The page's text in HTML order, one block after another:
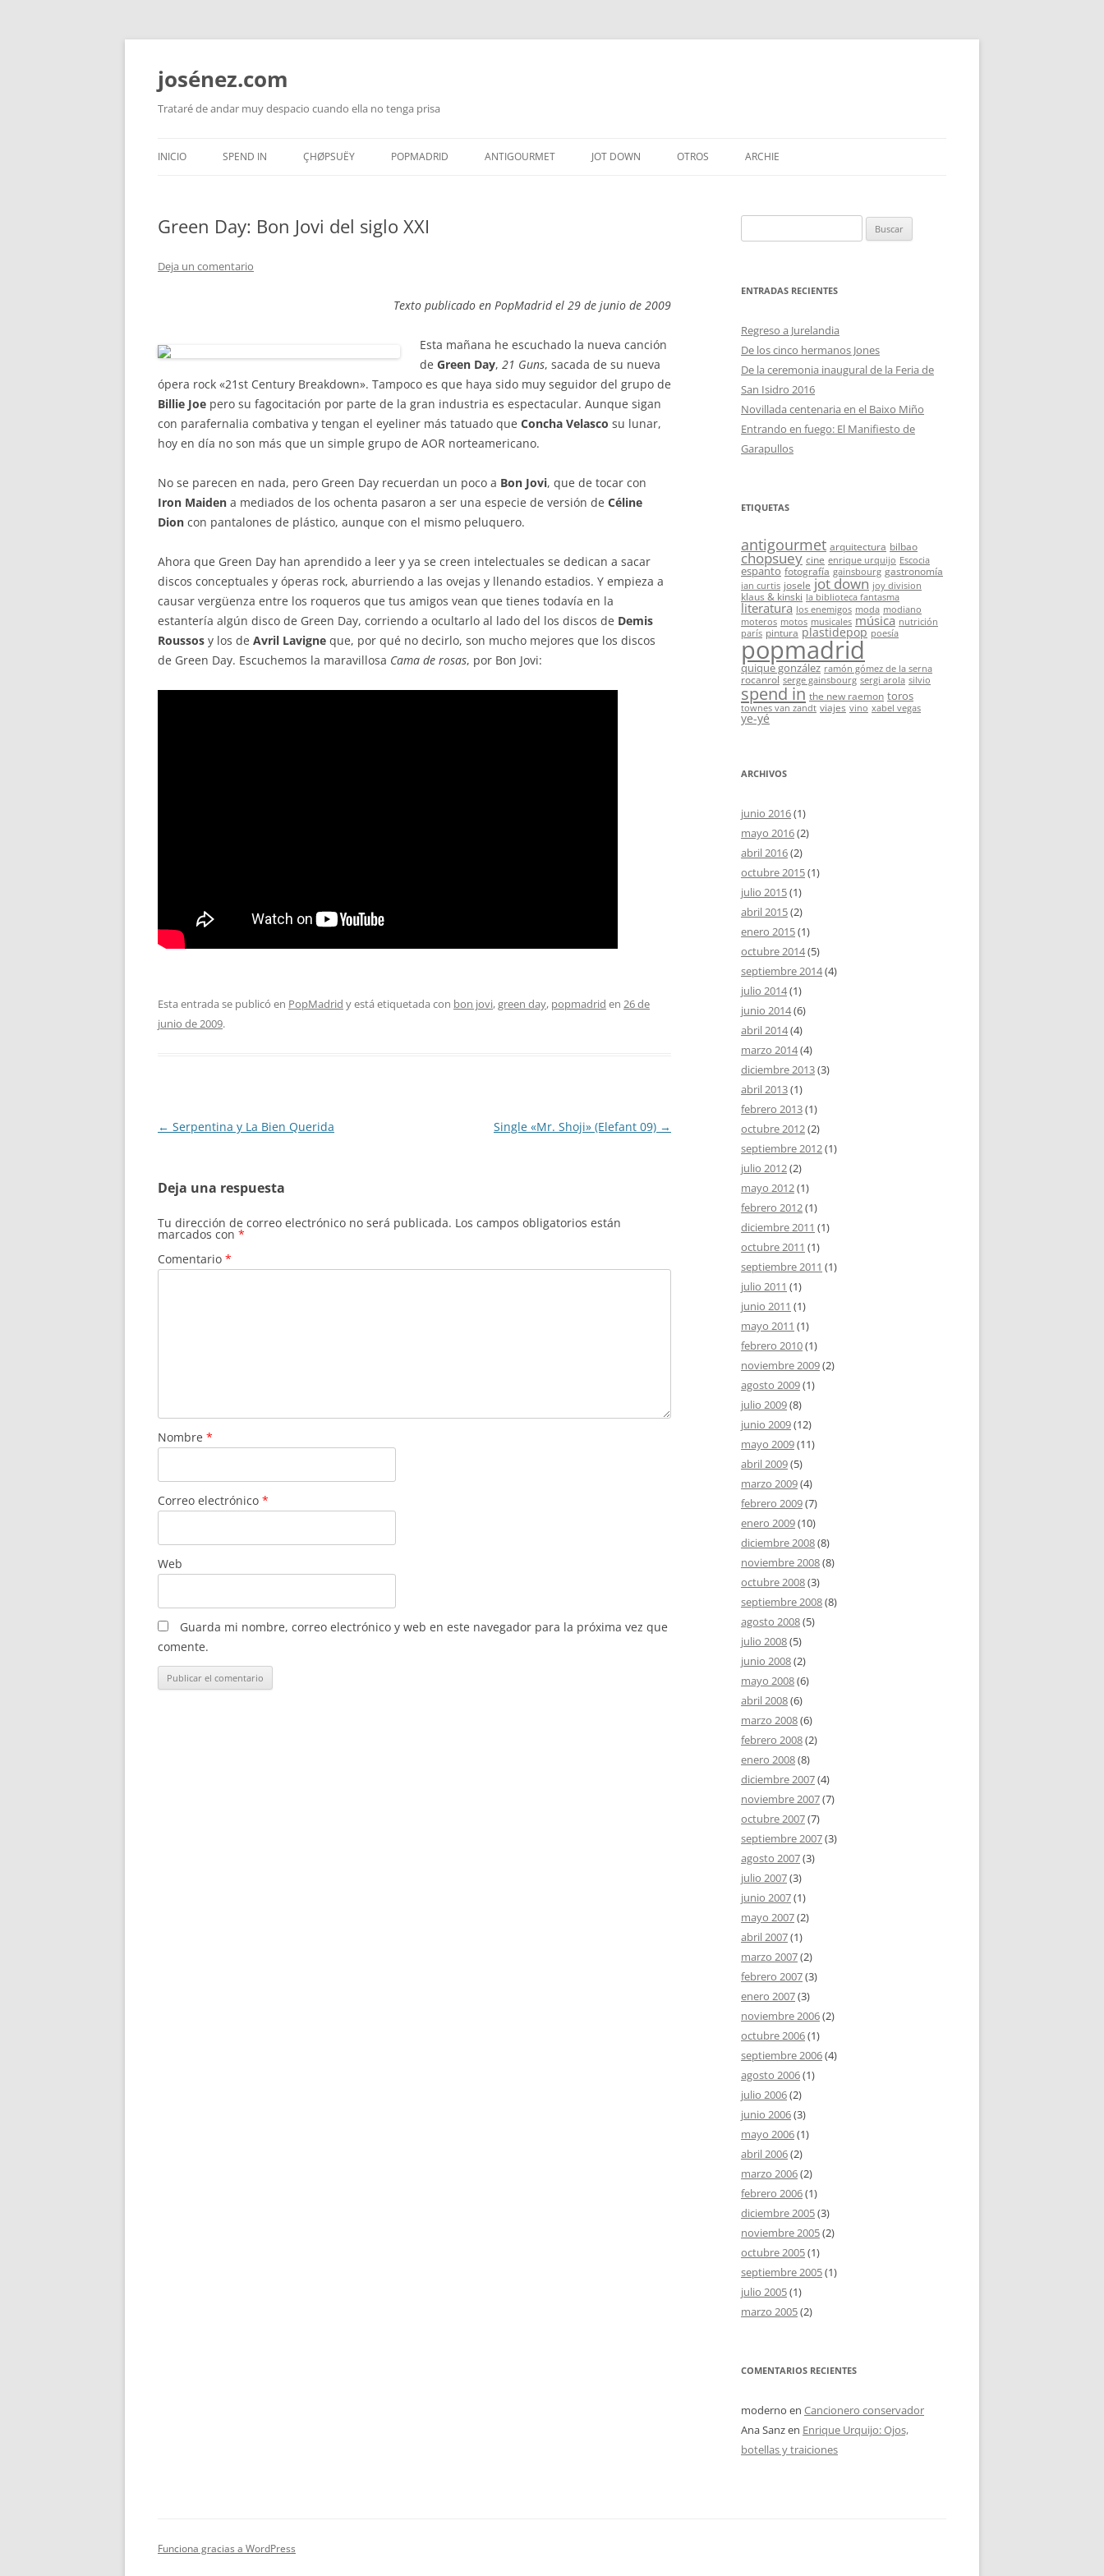
josénez.com
Trataré de andar muy despacio cuando ella no tenga prisa
al
contenido
INICIO SPEND IN ÇHØPSUËY POPMADRID ANTIGOURMET JOT DOWN OTROS ARCHIE
Green Day: Bon Jovi del siglo XXI
Deja un comentario
Texto publicado en PopMadrid el 29 de junio de 2009
Esta mañana he escuchado la nueva canción
de Green Day, 21 Guns, sacada de su nueva
ópera rock «21st Century Breakdown». Tampoco es que haya sido muy seguidor del grupo de
Billie Joe pero su fagocitación por parte de la gran industria es espectacular. Aunque sigan
con parafernalia combativa y tengan el eyeliner más tatuado que Concha Velasco su lunar,
hoy en día no son más que un simple grupo de AOR norteamericano.
No se parecen en nada, pero Green Day recuerdan un poco a Bon Jovi, que de tocar con
Iron Maiden a mediados de los ochenta pasaron a ser una especie de versión de Céline
Dion con pantalones de plástico, aunque con el mismo peluquero.
Ahora que Green Day han aprendido a leer y ya se creen intelectuales se dedican a sacar
discos conceptuales y óperas rock, aburriendo a las ovejas y llenando estadios. Y empieza a
causar vergüenza entre los roqueros que tus amigos vean que tienes todavía en la
estantería algún disco de Green Day, corriendo a ocultarlo al lado del los discos de Demis
Roussos y los de Avril Lavigne que, por qué no decirlo, son mucho mejores que los discos
de Green Day. Escuchemos la maravillosa Cama de rosas, por Bon Jovi:
Esta entrada se publicó en PopMadrid y está etiquetada con bon jovi,green day, popmadrid en 26 de
junio de 2009.
Navegación
← Serpentina y La Bien Querida Single «Mr. Shoji» (Elefant 09) →
Deja una respuesta
Tu dirección de correo electrónico no será publicada. Los campos obligatorios están
marcados con *
Comentario *
Nombre *
Correo electrónico *
Web
Guarda mi nombre, correo electrónico y web en este navegador para la próxima vez que
comente.
ENTRADAS RECIENTES
Regreso a Jurelandia
De los cinco hermanos Jones
De la ceremonia inaugural de la Feria de
San Isidro 2016
Novillada centenaria en el Baixo Miño
Entrando en fuego: El Manifiesto de
Garapullos
ETIQUETAS
antigourmet arquitectura bilbao
chopsuey cine enrique urquijo Escocia
espanto fotografía gainsbourg gastronomía
ian curtis josele jot down joy division
klaus & kinski la biblioteca fantasma
literatura los enemigos moda modiano
moteros motos musicales música nutrición
parís pintura plastidepop poesía
popmadrid
quique gonzález ramón gómez de la serna
rocanrol serge gainsbourg sergi arola silvio
spend in the new raemon toros
townes van zandt viajes vino xabel vegas
ye-yé
ARCHIVOS
junio 2016(1)
mayo 2016(2)
abril 2016(2)
octubre 2015(1)
julio 2015(1)
abril 2015(2)
enero 2015(1)
octubre 2014(5)
septiembre 2014(4)
julio 2014(1)
junio 2014(6)
abril 2014(4)
marzo 2014(4)
diciembre 2013(3)
abril 2013(1)
febrero 2013(1)
octubre 2012(2)
septiembre 2012(1)
julio 2012(2)
mayo 2012(1)
febrero 2012(1)
diciembre 2011 (1)
octubre 2011 (1)
septiembre 2011 (1)
julio 2011 (1)
junio 2011 (1)
mayo 2011 (1)
febrero 2010(1)
noviembre 2009(2)
agosto 2009(1)
julio 2009(8)
junio 2009(12)
mayo 2009(11)
abril 2009(5)
marzo 2009(4)
febrero 2009(7)
enero 2009(10)
diciembre 2008(8)
noviembre 2008(8)
octubre 2008(3)
septiembre 2008(8)
agosto 2008(5)
julio 2008(5)
junio 2008(2)
mayo 2008(6)
abril 2008(6)
marzo 2008(6)
febrero 2008(2)
enero 2008(8)
diciembre 2007(4)
noviembre 2007(7)
octubre 2007(7)
septiembre 2007(3)
agosto 2007(3)
julio 2007(3)
junio 2007(1)
mayo 2007(2)
abril 2007(1)
marzo 2007(2)
febrero 2007(3)
enero 2007(3)
noviembre 2006(2)
octubre 2006(1)
septiembre 2006(4)
agosto 2006(1)
julio 2006(2)
junio 2006(3)
mayo 2006(1)
abril 2006(2)
marzo 2006(2)
febrero 2006(1)
diciembre 2005(3)
noviembre 2005(2)
octubre 2005(1)
septiembre 2005(1)
julio 2005(1)
marzo 2005(2)
COMENTARIOS RECIENTES
moderno en Cancionero conservador
Ana Sanzen Enrique Urquijo: Ojos,
botellas y traiciones
Funciona gracias a WordPress